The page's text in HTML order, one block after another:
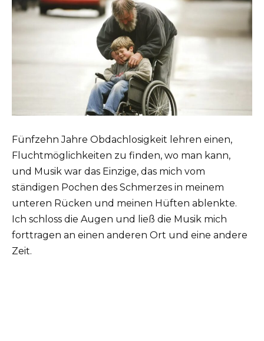
Fünfzehn Jahre Obdachlosigkeit lehren einen,
Fluchtmöglichkeiten zu finden, wo man kann,
und Musik war das Einzige, das mich vom
ständigen Pochen des Schmerzes in meinem
unteren Rücken und meinen Hüften ablenkte.
Ich schloss die Augen und ließ die Musik mich
forttragen an einen anderen Ort und eine andere
Zeit.